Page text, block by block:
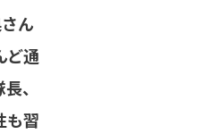
ん
ど通
、
も習